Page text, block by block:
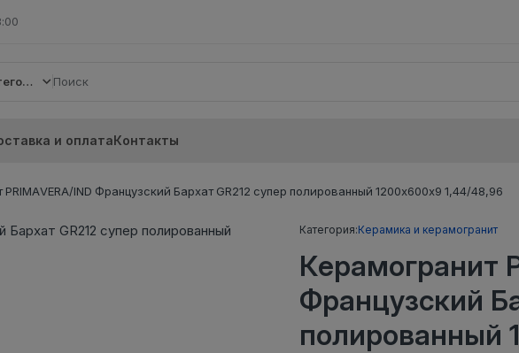
Все категории
и оплатаКонтакты
IND Французский Бархат GR212 супер полированный 1200х600х9 1,44/48,96
Категория:Керамика и керамогранит
Керамогранит
Французский
полированный